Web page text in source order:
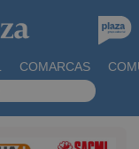
COMARCAS